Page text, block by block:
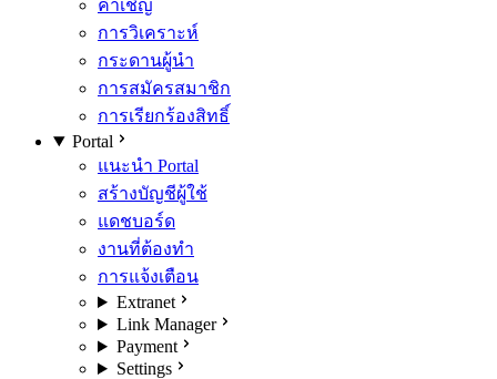
คำเชิญ
การวิเคราะห์
กระดานผู้นำ
การสมัครสมาชิก
การเรียกร้องสิทธิ์
Portal
แนะนำ Portal
สร้างบัญชีผู้ใช้
แดชบอร์ด
งานที่ต้องทำ
การแจ้งเตือน
Extranet
Link Manager
Payment
Settings